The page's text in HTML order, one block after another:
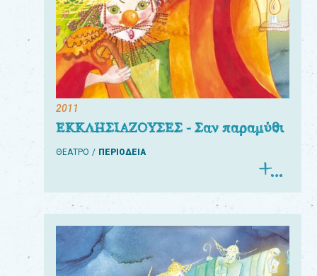
2011
ΕΚΚΛΗΣΙΑΖΟΥΣΕΣ - Σαν παραμύθι
ΘΕΑΤΡΟ ΠΕΡΙΟΔΕΙΑ